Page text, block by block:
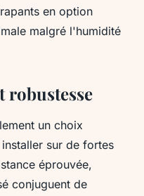
en option
malgré l'humidité
robustesse
un choix
sur de fortes
éprouvée,
conjuguent de